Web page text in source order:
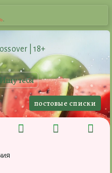
Ищу тебя
| 18+
постовые списки
.